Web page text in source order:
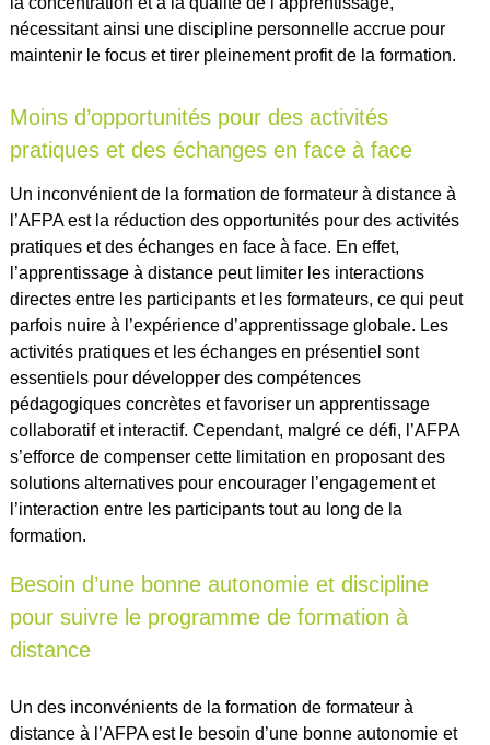
nécessitant ainsi une discipline personnelle accrue pour
maintenir le focus et tirer pleinement profit de la formation.
Moins d’opportunités pour des activités
pratiques et des échanges en face à face
Un inconvénient de la formation de formateur à distance à
l’AFPA est la réduction des opportunités pour des activités
pratiques et des échanges en face à face. En effet,
l’apprentissage à distance peut limiter les interactions
directes entre les participants et les formateurs, ce qui peut
parfois nuire à l’expérience d’apprentissage globale. Les
activités pratiques et les échanges en présentiel sont
essentiels pour développer des compétences
pédagogiques concrètes et favoriser un apprentissage
collaboratif et interactif. Cependant, malgré ce défi, l’AFPA
s’efforce de compenser cette limitation en proposant des
solutions alternatives pour encourager l’engagement et
l’interaction entre les participants tout au long de la
formation.
Besoin d’une bonne autonomie et discipline
pour suivre le programme de formation à
distance
Un des inconvénients de la formation de formateur à
distance à l’AFPA est le besoin d’une bonne autonomie et